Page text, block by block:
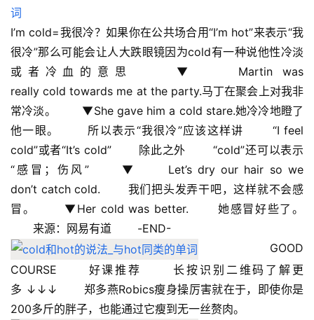
I’m cold=我很冷？如果你在公共场合用“I’m hot”来表示“我
很冷”那么可能会让人大跌眼镜因为cold有一种说他性冷淡
或者冷血的意思 　　▼ 　　Martin was
really cold towards me at the party.马丁在聚会上对我非
常冷淡。 　　▼She gave him a cold stare.她冷冷地瞪了
他一眼。 　　所以表示“我很冷”应该这样讲 　　“I feel
cold”或者“It’s cold” 　　除此之外 　　“cold”还可以表示
“感冒；伤风” 　　▼ 　　Let’s dry our hair so we
don’t catch cold. 　　我们把头发弄干吧，这样就不会感
冒。 　　▼Her cold was better. 　　她感冒好些了。
来源：网易有道 　　-END-
GOOD
COURSE 　　好课推荐 　　长按识别二维码了解更
多 ↓↓↓ 　　郑多燕Robics瘦身操厉害就在于，即使你是
200多斤的胖子，也能通过它瘦到无一丝赘肉。